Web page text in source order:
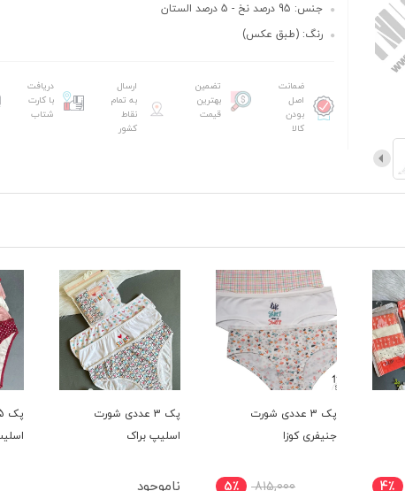
جنس: 95 درصد نخ - 5 درصد الستان
رنگ: (طبق عکس)
ضمانت
اصل
بودن
کالا
تضمین
بهترین
قیمت
ارسال
به تمام
نقاط
کشور
دریافت
با کارت
شتاب
4٪
پک 3 عددی شورت
جنیفری کوزا
815,000 5٪
پک 3 عددی شورت
اسلیپ براک
ناموجود